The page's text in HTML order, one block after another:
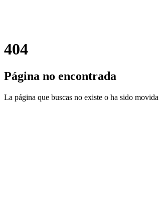
404
Página no encontrada
La página que buscas no existe o ha sido movida